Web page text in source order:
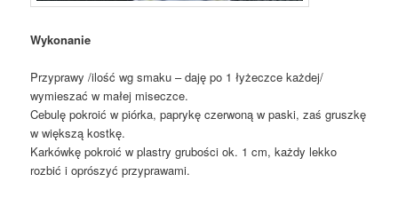
Wykonanie
Przyprawy /ilość wg smaku – daję po 1 łyżeczce każdej/
wymieszać w małej miseczce.
Cebulę pokroić w piórka, paprykę czerwoną w paski, zaś gruszkę
w większą kostkę.
Karkówkę pokroić w plastry grubości ok. 1 cm, każdy lekko
rozbić i oprószyć przyprawami.